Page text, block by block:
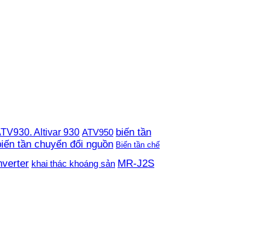
Altivar 930 ATV950 biến tần
tần chuyển đổi nguồn Biến tần chế
khai thác khoáng sản MR-J2S